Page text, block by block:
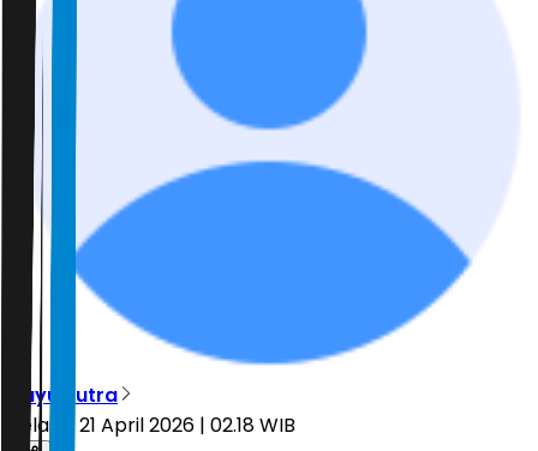
Bayu Putra
Selasa, 21 April 2026 | 02.18 WIB